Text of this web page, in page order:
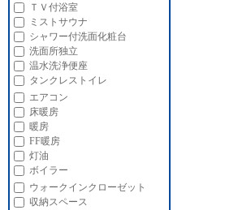
ＴＶ付浴室
ミストサウナ
シャワー付洗面化粧台
洗面所独立
温水洗浄便座
タンクレストイレ
エアコン
床暖房
暖房
FF暖房
灯油
ボイラー
ウォークインクローゼット
収納スペース